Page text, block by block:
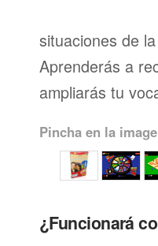
situaciones de
Aprenderás a
ampliarás tu
Pincha en la
¿Funcionará